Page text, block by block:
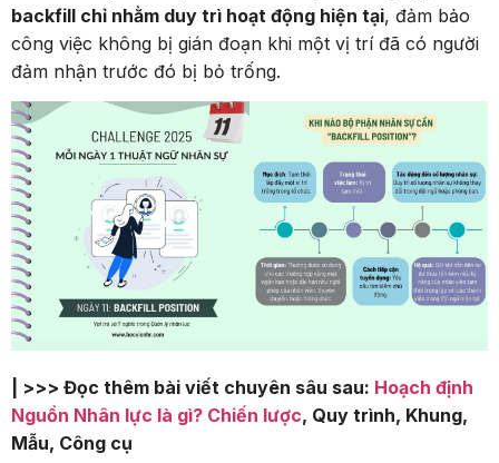
backfill chỉ nhằm duy trì hoạt động hiện tại, đảm bảo
công việc không bị gián đoạn khi một vị trí đã có người
đảm nhận trước đó bị bỏ trống.
| >>> Đọc thêm bài viết chuyên sâu sau: Hoạch định
Nguồn Nhân lực là gì? Chiến lược, Quy trình, Khung,
Mẫu, Công cụ